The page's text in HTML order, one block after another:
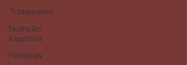
Tratamento
Nutrição
Esportiva
Receitas